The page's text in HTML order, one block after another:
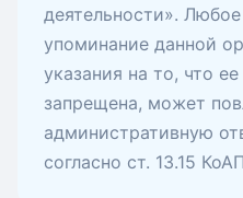
деятельности».
упоминание данной
указания на то, что
запрещена, может
административную
согласно ст. 13.15